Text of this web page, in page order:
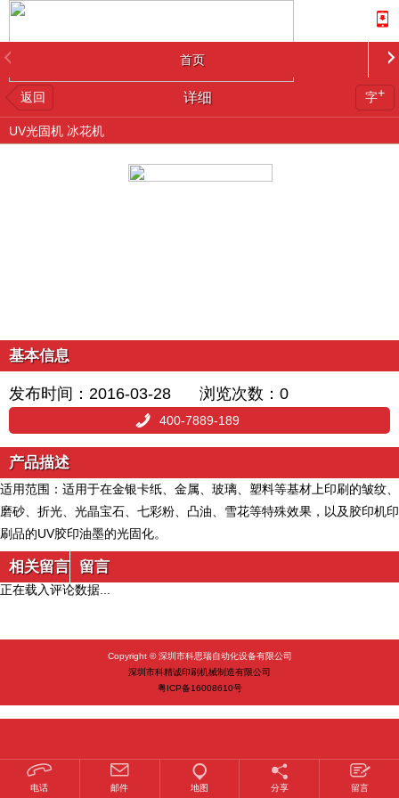
首页
返回 详细 字+
UV光固机 冰花机
基本信息
发布时间：2016-03-28 浏览次数： 0
400-7889-189
产品描述
适用范围： 适用于在金银卡纸、金属、玻璃、塑料等基材上印刷的皱纹、
磨砂、折光、光晶宝石、七彩粉、凸油、雪花等特殊效果，以及胶印机印
刷品的UV胶印油墨的光固化。
相关留言 留言
正在载入评论数据...
Copyright © 深圳市科思瑞自动化设备有限公司
深圳市科精诚印刷机械制造有限公司
粤ICP备16008610号
电话 邮件 地图 分享 留言